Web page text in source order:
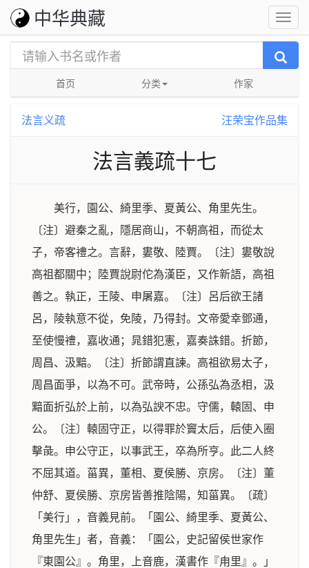
中华典藏
首页 分类 作家
法言义疏 汪荣宝作品集
法言義疏十七
美行，園公、綺里季、夏黃公、角里先生。
〔注〕避秦之亂，隱居商山，不朝高祖，而從太
子，帝客禮之。 言辭，婁敬、陸賈。
〔注〕婁敬說
高祖都關中；陸賈說尉佗為漢臣，又作新語，高祖
善之。 執正，王陵、申屠嘉。
〔注〕呂后欲王諸
呂，陵執意不從，免陵，乃得封。文帝愛幸鄧通，
至使慢禮，嘉收通；晁錯犯憲，嘉奏誅錯。 折節，
周昌、汲黯。
〔注〕折節謂直諫。高祖欲易太子，
周昌面爭，以為不可。武帝時，公孫弘為丞相，汲
黯面折弘於上前，以為弘諛不忠。 守儒，轅固、申
公。
〔注〕轅固守正，以得罪於竇太后，后使入圈
擊彘。申公守正，以事武王，卒為所亨。此二人終
不屈其道。
菑異，董相、夏侯勝、京房。
〔注〕董
仲舒、夏侯勝、京房皆善推陰陽，知菑異。〔疏〕
「美行」，音義見前。「園公、綺里季、夏黃公、
角里先生」者，音義：「園公，史記留侯世家作
『東園公』。角里，上音鹿，漢書作『甪里』。」